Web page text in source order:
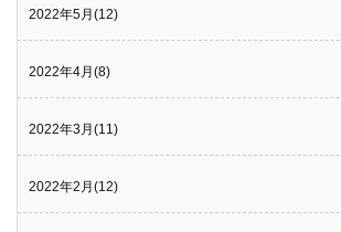
2022年5月(12)
2022年4月(8)
2022年3月(11)
2022年2月(12)